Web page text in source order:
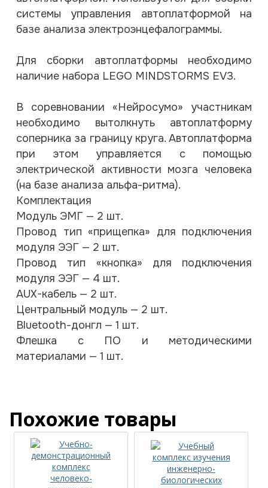
системы управления автоплатформой на
базе анализа электроэнцефалограммы.
Для сборки автоплатформы необходимо
наличие набора LEGO MINDSTORMS EV3.
В соревновании «Нейросумо» участникам
необходимо вытолкнуть автоплатформу
соперника за границу круга. Автоплатформа
при этом управляется с помощью
электрической активности мозга человека
(на базе анализа альфа-ритма).
Комплектация
Модуль ЭМГ — 2 шт.
Провод тип «прищепка» для подключения
модуля ЭЭГ — 2 шт.
Провод тип «кнопка» для подключения
модуля ЭЭГ — 4 шт.
AUX-кабель — 2 шт.
Центральный модуль — 2 шт.
Bluetooth-донгл — 1 шт.
Флешка c ПО и методическими
материалами — 1 шт.
Похожие товары